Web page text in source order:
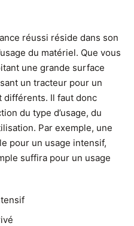
réussi réside dans son
du matériel. Que vous
une grande surface
un tracteur pour un
différents. Il faut donc
du type d’usage, du
Par exemple, une
pour un usage intensif,
suffira pour un usage